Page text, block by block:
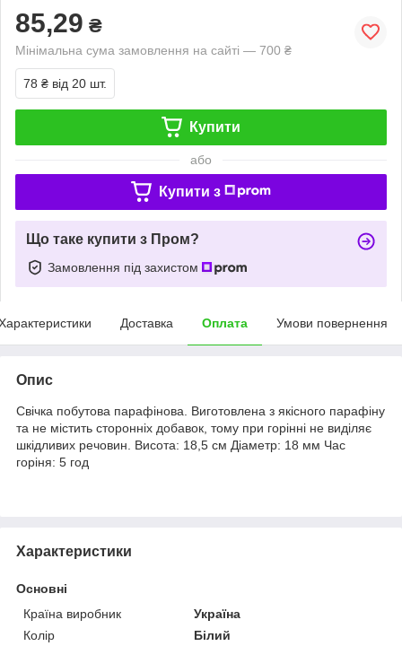
85,29 ₴
Мінімальна сума замовлення на сайті — 700 ₴
78 ₴ від 20 шт.
Купити
або
Купити з
Що таке купити з Пром?
Замовлення під захистом
Доставка Оплата Умови повернення
Опис
Свічка побутова парафінова. Виготовлена з якісного парафіну
та не містить сторонніх добавок, тому при горінні не виділяє
шкідливих речовин. Висота: 18,5 см Діаметр: 18 мм Час
горіня: 5 год
Характеристики
Основні
Країна виробник
Україна
Колір
Білий